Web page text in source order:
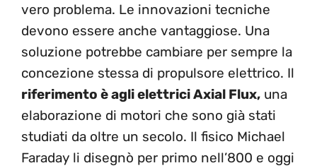
vero problema. Le innovazioni tecniche
devono essere anche vantaggiose. Una
soluzione potrebbe cambiare per sempre la
concezione stessa di propulsore elettrico. Il
riferimento è agli elettrici Axial Flux, una
elaborazione di motori che sono già stati
studiati da oltre un secolo. Il fisico Michael
Faraday li disegnò per primo nell’800 e oggi